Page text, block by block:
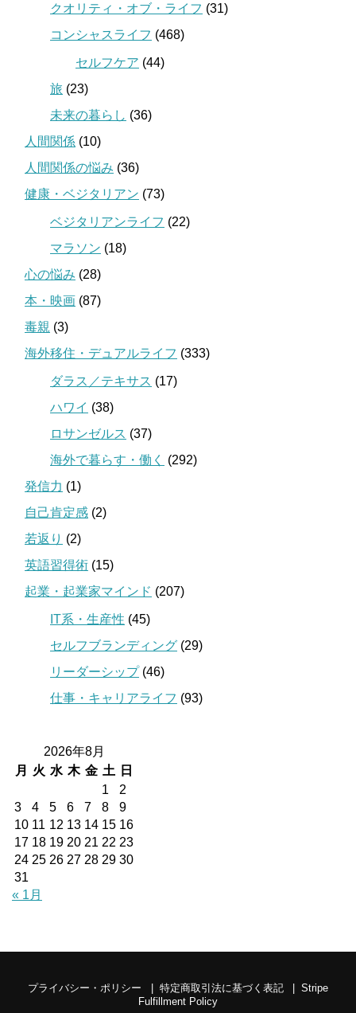
クオリティ・オブ・ライフ (31)
コンシャスライフ (468)
セルフケア (44)
旅 (23)
未来の暮らし (36)
人間関係 (10)
人間関係の悩み (36)
健康・ベジタリアン (73)
ベジタリアンライフ (22)
マラソン (18)
心の悩み (28)
本・映画 (87)
毒親 (3)
海外移住・デュアルライフ (333)
ダラス／テキサス (17)
ハワイ (38)
ロサンゼルス (37)
海外で暮らす・働く
(292)
発信力 (1)
自己肯定感 (2)
若返り (2)
英語習得術 (15)
起業・起業家マインド (207)
IT系・生産性 (45)
セルフブランディング (29)
リーダーシップ(46)
仕事・キャリアライフ (93)
2026年8月
月
火 水 木 金 土
日
1
2
3
4 5 6 7 8
9
10 11 12 13 14 15 16
17 18 19 20 21 22 23
24 25 26 27 28 29 30
31
« 1月
プライバシー・ポリシー 特定商取引法に基づく表記
Stripe
Fulfillment Policy